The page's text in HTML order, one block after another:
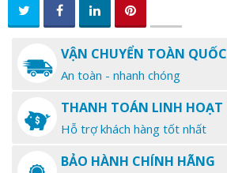
VẬN CHUYỂN TOÀN QUỐC
An toàn - nhanh chóng
THANH TOÁN LINH HOẠT
Hỗ trợ khách hàng tốt nhất
BẢO HÀNH CHÍNH HÃNG